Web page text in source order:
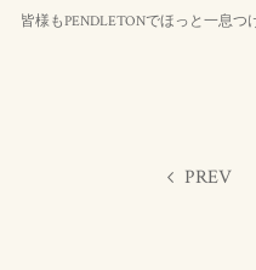
皆様もPENDLETONでほっと一息つ
PREV